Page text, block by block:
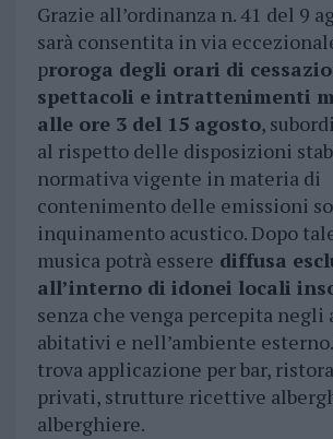
Grazie all’ordinanza n. 41 del 9
sarà consentita in via
proroga degli orari di
spettacoli e intrattenimenti
alle ore 3 del 15 agosto,
al rispetto delle disposizioni
normativa vigente in materia di
contenimento delle emissioni
inquinamento acustico. Dopo
musica potrà essere diffusa
all’interno di idonei locali
senza che venga percepita negli
abitativi e nell’ambiente esterno.
trova applicazione per bar,
privati, strutture ricettive
alberghiere.